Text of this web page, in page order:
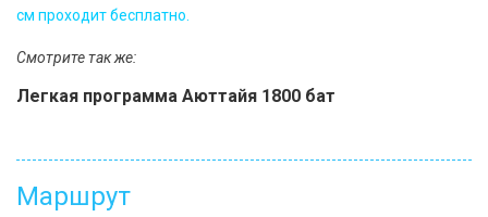
см проходит бесплатно.
Смотрите так же:
Легкая программа Аюттайя 1800 бат
Маршрут